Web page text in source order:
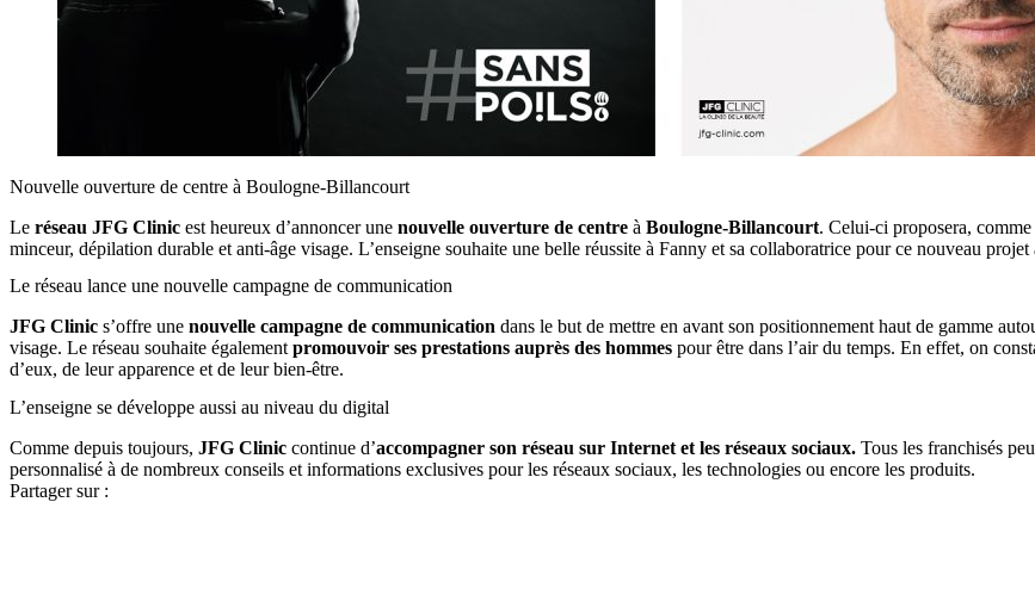
Nouvelle ouverture de centre à Boulogne-Billancourt
Le réseau JFG Clinic est heureux d’annoncer une nouvelle ouverture de centre à Boulogne-Billancourt. Celui-ci proposera, comme
minceur, dépilation durable et anti-âge visage. L’enseigne souhaite une belle réussite à Fanny et sa collaboratrice pour ce nouveau projet
Le réseau lance une nouvelle campagne de communication
JFG Clinic s’offre une nouvelle campagne de communication dans le but de mettre en avant son positionnement haut de gamme
visage. Le réseau souhaite également promouvoir ses prestations auprès des hommes pour être dans l’air du temps. En effet, on
d’eux, de leur apparence et de leur bien-être.
L’enseigne se développe aussi au niveau du digital
Comme depuis toujours, JFG Clinic continue d’accompagner son réseau sur Internet et les réseaux sociaux. Tous les franchisés
personnalisé à de nombreux conseils et informations exclusives pour les réseaux sociaux, les technologies ou encore les produits.
Partager sur :